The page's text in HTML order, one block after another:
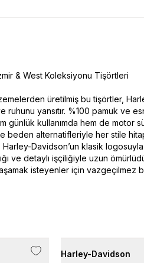
& West Koleksiyonu Tişörtleri
üretilmiş bu tişörtler,
ruhunu yansıtır. %100 pamuk ve
günlük kullanımda hem de motor
beden alternatifleriyle her stile
Davidson’un klasik logosuyla
ve detaylı işçiliğiyle uzun
isteyenler için vazgeçilmez
Harley-Davidson